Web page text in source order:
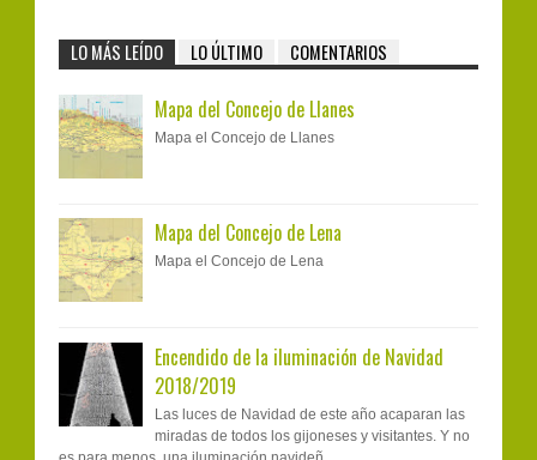
LO MÁS LEÍDO LO ÚLTIMO COMENTARIOS
Mapa del Concejo de Llanes
Mapa el Concejo de Llanes
Mapa del Concejo de Lena
Mapa el Concejo de Lena
Encendido de la iluminación de Navidad
2018/2019
Las luces de Navidad de este año acaparan las
miradas de todos los gijoneses y visitantes. Y no